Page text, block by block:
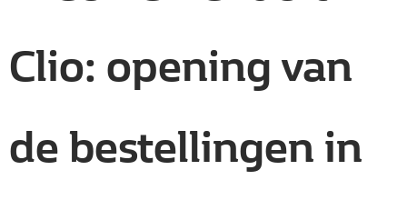
Clio: opening van
de bestellingen in